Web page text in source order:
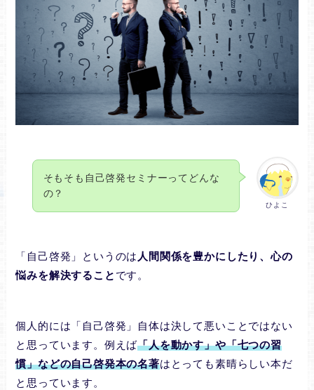
ひよこ
そもそも自己啓発セミナーってどんな
の？
「自己啓発」というのは 人間関係を豊かにしたり、心の
悩みを解決すること です。
個人的には「自己啓発」自体は決して悪いことではない
と思っています。例えば「人を動かす」や「七つの習
慣」などの自己啓発本の名著はとっても素晴らしい本だ
と思っています。